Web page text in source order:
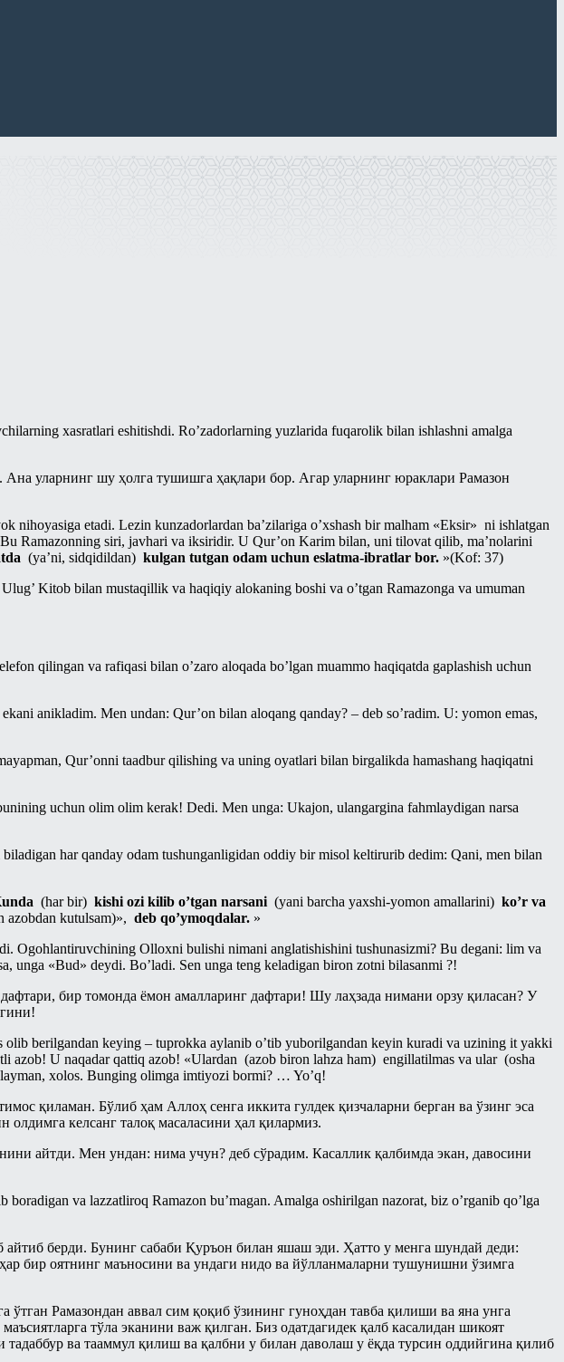
xasratlari eshitishdi. Ro’zadorlarning yuzlarida fuqarolik bilan ishlashni amalga
Ана уларнинг шу ҳолга тушишга ҳақлари бор. Агар уларнинг юраклари Рамазон
nihoyasiga etadi. Lezin kunzadorlardan ba’zilariga o’xshash bir malham «Eksir» ni ishlatgan
Ramazonning siri, javhari va iksiridir. U Qur’on Karim bilan, uni tilovat qilib, ma’nolarini
(ya’ni, sidqidildan) kulgan tutgan odam uchun eslatma-ibratlar bor. »(Kof: 37)
Kitob bilan mustaqillik va haqiqiy alokaning boshi va o’tgan Ramazonga va umuman
qilingan va rafiqasi bilan o’zaro aloqada bo’lgan muammo haqiqatda gaplashish uchun
anikladim. Men undan: Qur’on bilan aloqang qanday? – deb so’radim. U: yomon emas,
Qur’onni taadbur qilishing va uning oyatlari bilan birgalikda hamashang haqiqatni
uchun olim olim kerak! Dedi. Men unga: Ukajon, ulangargina fahmlaydigan narsa
har qanday odam tushunganligidan oddiy bir misol keltirurib dedim: Qani, men bilan
(har bir) kishi ozi kilib o’tgan narsani (yani barcha yaxshi-yomon amallarini) ko’r va
azobdan kutulsam)», deb qo’ymoqdalar. »
Ogohlantiruvchining Olloxni bulishi nimani anglatishishini tushunasizmi? Bu degani: lim va
unga «Bud» deydi. Bo’ladi. Sen unga teng keladigan biron zotni bilasanmi ?!
бир томонда ёмон амалларинг дафтари! Шу лаҳзада нимани орзу қиласан? У
berilgandan keying – tuprokka aylanib o’tib yuborilgandan keyin kuradi va uzining it yakki
U naqadar qattiq azob! «Ulardan (azob biron lahza ham) engillatilmas va ular (osha
xolos. Bunging olimga imtiyozi bormi? … Yo’q!
қиламан. Бўлиб ҳам Аллоҳ сенга иккита гулдек қизчаларни берган ва ўзинг эса
келсанг талоқ масаласини ҳал қилармиз.
айтди. Мен ундан: нима учун? деб сўрадим. Касаллик қалбимда экан, давосини
boradigan va lazzatliroq Ramazon bu’magan. Amalga oshirilgan nazorat, biz o’rganib qo’lga
берди. Бунинг сабаби Қуръон билан яшаш эди. Ҳатто у менга шундай деди:
бир оятнинг маъносини ва ундаги нидо ва йўлланмаларни тушунишни ўзимга
Рамазондан аввал сим қоқиб ўзининг гуноҳдан тавба қилиши ва яна унга
тўла эканини важ қилган. Биз одатдагидек қалб касалидан шикоят
ва тааммул қилиш ва қалбни у билан даволаш у ёқда турсин оддийгина қилиб